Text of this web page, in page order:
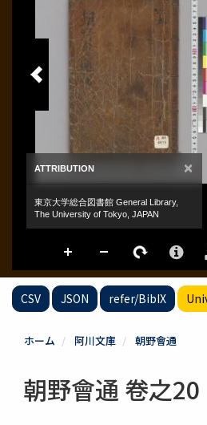
CSV JSON refer/BibIX
ホーム 阿川文庫 朝野會通
朝野會通 卷之20